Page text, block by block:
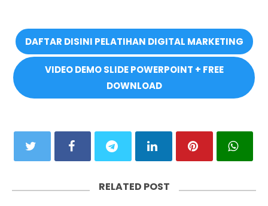
DAFTAR DISINI PELATIHAN DIGITAL MARKETING
VIDEO DEMO SLIDE POWERPOINT + FREE
DOWNLOAD
RELATED POST